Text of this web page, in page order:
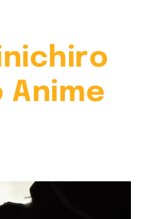
Anime